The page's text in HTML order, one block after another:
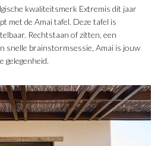
kwaliteitsmerk Extremis dit jaar
met de Amai tafel. Deze tafel is
Rechtstaan of zitten, een
snelle brainstormsessie, Amai is jouw
gelegenheid.